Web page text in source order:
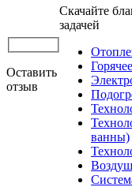
in
the
to
continue.
Скачайте
задачей
ванны)
Оставить
отзыв